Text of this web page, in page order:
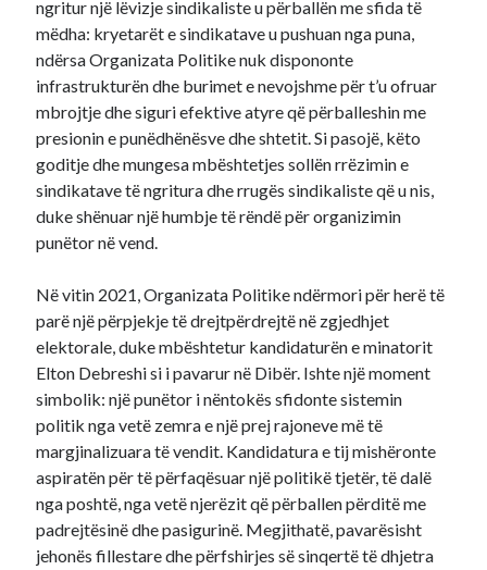
ngritur një lëvizje sindikaliste u përballën me sfida të
mëdha: kryetarët e sindikatave u pushuan nga puna,
ndërsa Organizata Politike nuk dispononte
infrastrukturën dhe burimet e nevojshme për t’u ofruar
mbrojtje dhe siguri efektive atyre që përballeshin me
presionin e punëdhënësve dhe shtetit. Si pasojë, këto
goditje dhe mungesa mbështetjes sollën rrëzimin e
sindikatave të ngritura dhe rrugës sindikaliste që u nis,
duke shënuar një humbje të rëndë për organizimin
punëtor në vend.
Në vitin 2021, Organizata Politike ndërmori për herë të
parë një përpjekje të drejtpërdrejtë në zgjedhjet
elektorale, duke mbështetur kandidaturën e minatorit
Elton Debreshi si i pavarur në Dibër. Ishte një moment
simbolik: një punëtor i nëntokës sfidonte sistemin
politik nga vetë zemra e një prej rajoneve më të
margjinalizuara të vendit. Kandidatura e tij mishëronte
aspiratën për të përfaqësuar një politikë tjetër, të dalë
nga poshtë, nga vetë njerëzit që përballen përditë me
padrejtësinë dhe pasigurinë. Megjithatë, pavarësisht
jehonës fillestare dhe përfshirjes së sinqertë të dhjetra